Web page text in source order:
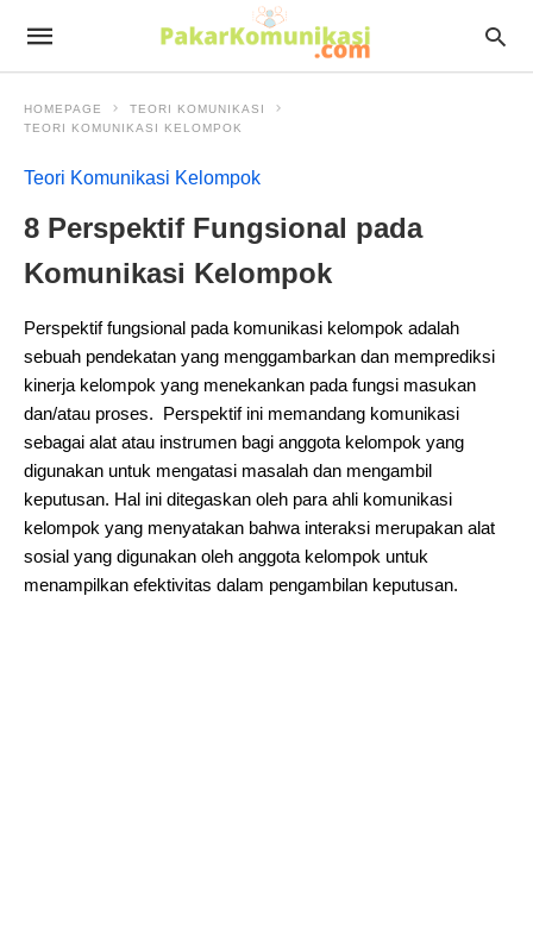
HOMEPAGE
TEORI KOMUNIKASI
TEORI KOMUNIKASI KELOMPOK
Teori Komunikasi Kelompok
8 Perspektif Fungsional pada
Komunikasi Kelompok
Perspektif fungsional pada komunikasi kelompok adalah
sebuah pendekatan yang menggambarkan dan memprediksi
kinerja kelompok yang menekankan pada fungsi masukan
dan/atau proses. Perspektif ini memandang komunikasi
sebagai alat atau instrumen bagi anggota kelompok yang
digunakan untuk mengatasi masalah dan mengambil
keputusan. Hal ini ditegaskan oleh para ahli komunikasi
kelompok yang menyatakan bahwa interaksi merupakan alat
sosial yang digunakan oleh anggota kelompok untuk
menampilkan efektivitas dalam pengambilan keputusan.